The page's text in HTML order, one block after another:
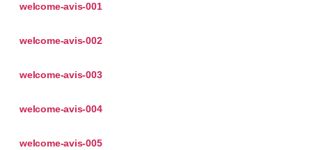
welcome-avis-001
welcome-avis-002
welcome-avis-003
welcome-avis-004
welcome-avis-005